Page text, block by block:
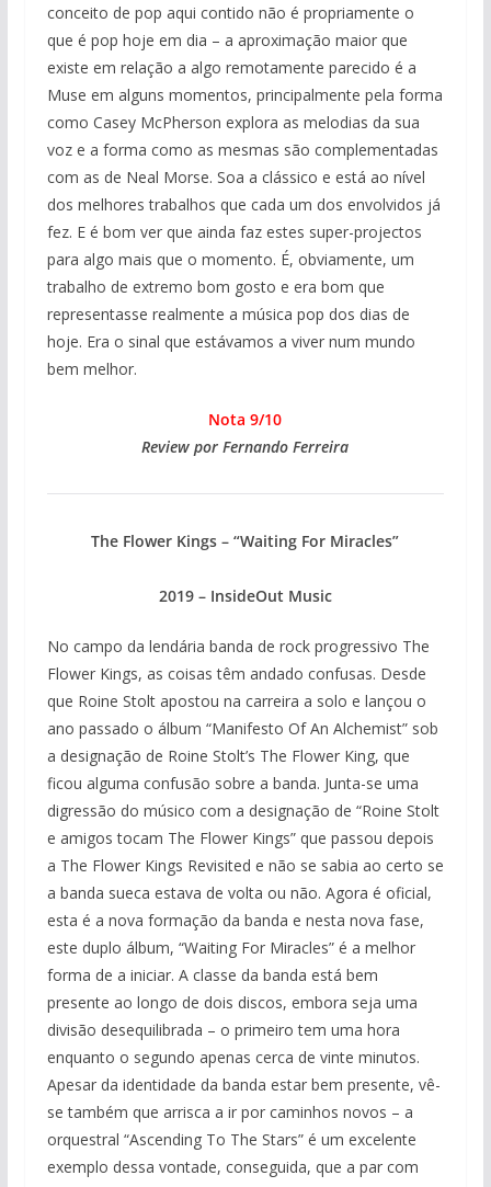
conceito de pop aqui contido não é propriamente o
que é pop hoje em dia – a aproximação maior que
existe em relação a algo remotamente parecido é a
Muse em alguns momentos, principalmente pela forma
como Casey McPherson explora as melodias da sua
voz e a forma como as mesmas são complementadas
com as de Neal Morse. Soa a clássico e está ao nível
dos melhores trabalhos que cada um dos envolvidos já
fez. E é bom ver que ainda faz estes super-projectos
para algo mais que o momento. É, obviamente, um
trabalho de extremo bom gosto e era bom que
representasse realmente a música pop dos dias de
hoje. Era o sinal que estávamos a viver num mundo
bem melhor.
Nota 9/10
Review por Fernando Ferreira
The Flower Kings – “Waiting For Miracles”
2019 – InsideOut Music
No campo da lendária banda de rock progressivo The
Flower Kings, as coisas têm andado confusas. Desde
que Roine Stolt apostou na carreira a solo e lançou o
ano passado o álbum “Manifesto Of An Alchemist” sob
a designação de Roine Stolt’s The Flower King, que
ficou alguma confusão sobre a banda. Junta-se uma
digressão do músico com a designação de “Roine Stolt
e amigos tocam The Flower Kings” que passou depois
a The Flower Kings Revisited e não se sabia ao certo se
a banda sueca estava de volta ou não. Agora é oficial,
esta é a nova formação da banda e nesta nova fase,
este duplo álbum, “Waiting For Miracles” é a melhor
forma de a iniciar. A classe da banda está bem
presente ao longo de dois discos, embora seja uma
divisão desequilibrada – o primeiro tem uma hora
enquanto o segundo apenas cerca de vinte minutos.
Apesar da identidade da banda estar bem presente, vê-
se também que arrisca a ir por caminhos novos – a
orquestral “Ascending To The Stars” é um excelente
exemplo dessa vontade, conseguida, que a par com